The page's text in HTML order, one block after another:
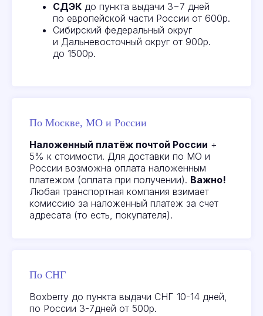
СДЭК до пункта выдачи 3−7 дней
по европейской части России от 600р.
Сибирский федеральный округ
и Дальневосточный округ от 900р.
до 1500р.
По Москве, МО и России
Наложенный платёж почтой России +
5% к стоимости. Для доставки по МО и
России возможна оплата наложенным
платежом (оплата при получении). Важно!
Любая транспортная компания взимает
комиссию за наложенный платеж за счет
адресата (то есть, покупателя).
По СНГ
Boxberry до пункта выдачи СНГ 10-14 дней,
по России 3-7дней от 500р.
Все отзывы
клиентов
Посмотреть или
оставить отзыв на